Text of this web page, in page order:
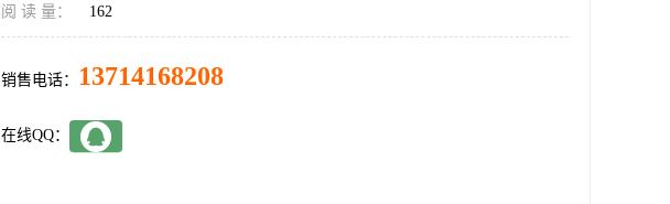
阅 读 量： 162
销售电话： 13714168208
在线QQ：